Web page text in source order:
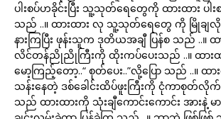
ပါးစပ်ဟခိုင်းပြီး သူ့သုတ်ရေတွေကို ထားထား ပ
သည် ..။ ထားထား လု သူ့သုတ်ရေတွေ ကို မြိုချ
နားကြပြီး ဖုန်းသူက ဒုတိယအချီ ပြန်စ သည် ..။ ထာ
လိင်တန်ညိုညိုကြီးကို ထိုးကပ်ပေးသည် ..။ ထား
မော့ကြည့်တော့..“ စုတ်ပေး..”လို့ပြော သည် ..။ ထ
သန်းနေတဲ့ ဒစ်ခေါင်းထိပ်ဖူးကြီးကို ငုံကာစုတ်လို
သည် ထားထားကို သုံးချီကောင်းကောင်း အားနဲ့ မ